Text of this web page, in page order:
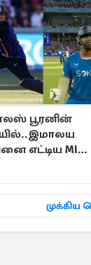
பூரனின்
எட்டிய MI
முக்கிய